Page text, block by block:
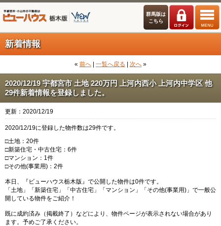
群馬版は
こちら
新着情報
« 前へ 一覧へ戻る 次へ »
2020/12/19 宇都宮市 土地 220万円 上河内西小 上河内中学区 他
29件新着情報を登録しました。
更新：2020/12/19
2020/12/19に登録した物件数は29件です。
□土地：20件
□新築住宅・中古住宅：6件
□マンション：1件
□その他(事業用)：2件
本日、『ビューハウス栃木版』で公開した物件は0件です。
「土地」「新築住宅」「中古住宅」「マンション」「その他(事業用)」で一般公
開している物件をご紹介！
既に成約済み（掲載終了）などにより、物件ページが表示されない場合があり
ます。予めご了承ください。